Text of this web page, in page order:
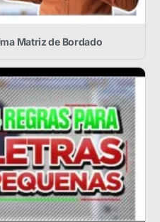
Matriz de Bordado